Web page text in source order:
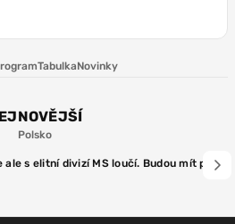
TabulkaNovinky
Polsko
ale s elitní divizí MS loučí. Budou mít